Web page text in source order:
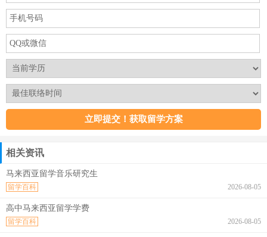
相关资讯
马来西亚留学音乐研究生
2026-08-05
留学百科
高中马来西亚留学学费
2026-08-05
留学百科